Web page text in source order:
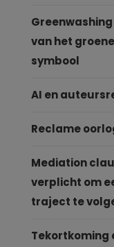
van het
symbool
AI en
Reclame
Mediation
verplicht om
traject te
Tekortkoming